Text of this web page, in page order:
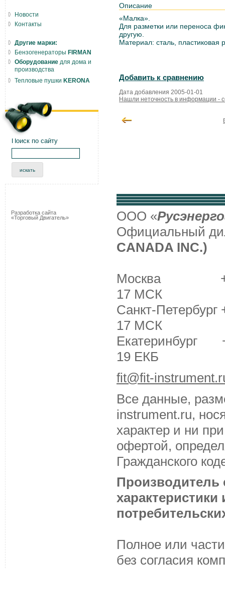
Описание
«Малка».
Для разметки или переноса
другую.
Материал: сталь, пластиковая
Добавить к сравнению
Дата добавления 2005-01-01
Нашли неточность в информации -
Новости
Контакты
Другие марки:
Бензогенераторы FIRMAN
Оборудование для дома и
производства
Тепловые пушки KERONA
Поиск по сайту
Разработка сайта
«Торговый Двигатель»
ООО «
Официальный
CANADA INC.)
Москва +7
17 МСК
Санкт-
17 МСК
Екатеринбург
19 ЕКБ
fit@fit-
Все данные,
instrument.ru,
характер и ни
офертой,
Гражданского
Производитель
Полное или
без согласия